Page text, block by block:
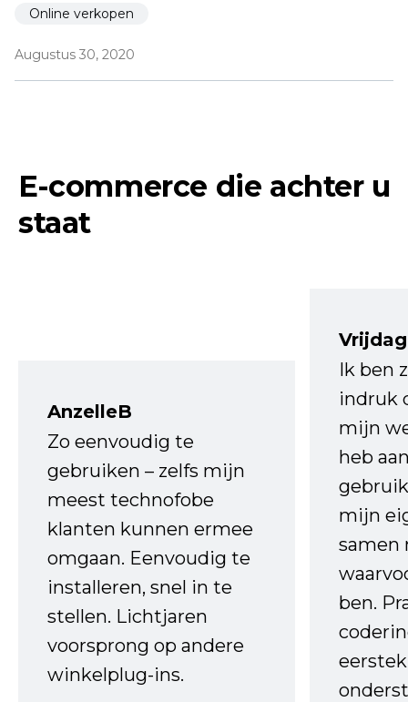
Online verkopen
Augustus 30, 2020
E-commerce die achter u
staat
AnzelleB
Zo eenvoudig te
gebruiken – zelfs mijn
meest technofobe
klanten kunnen ermee
omgaan. Eenvoudig te
installeren, snel in te
stellen. Lichtjaren
voorsprong op andere
winkelplug-ins.
Ik ben
indruk
mijn
heb
mijn
samen
ben.